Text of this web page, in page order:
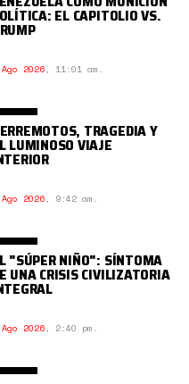
EL CAPITOLIO VS.
2026, 11:01 am.
TRAGEDIA Y
LUMINOSO VIAJE
2026, 9:42 am.
"SÚPER NIÑO": SÍNTOMA
UNA CRISIS CIVILIZATORIA
2026, 2:40 pm.